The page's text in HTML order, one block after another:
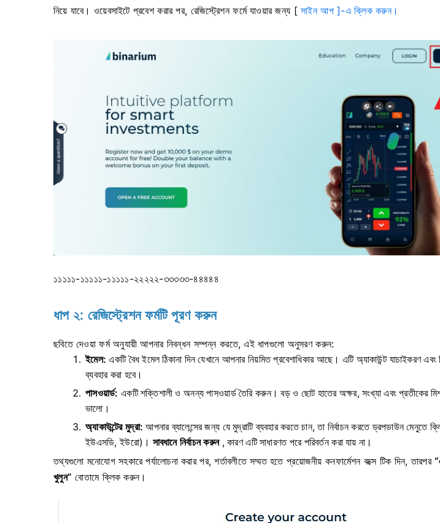
নিয়ে যাবে। ওয়েবসাইটে প্রবেশ করার পর, রেজিস্ট্রেশন ফর্মে যাওয়ার জন্য [সাইন আপ ]-এ ক্লিক করুন।
১১১১১-১১১১১-১১১১১-২২২২২-৩৩৩৩৩-৪৪৪৪৪
ধাপ ২: রেজিস্ট্রেশন ফর্মটি পূরণ করুন
ছবিতে দেওয়া ফর্ম অনুযায়ী আপনার নিবন্ধন সম্পন্ন করতে, এই ধাপগুলো অনুসরণ করুন:
ইমেল: একটি বৈধ ইমেল ঠিকানা দিন যেখানে আপনার নিয়মিত প্রবেশাধিকার আছে। এটি অ্যাকাউন্ট যাচাইকরণ
ব্যবহার করা হবে।
পাসওয়ার্ড: একটি শক্তিশালী ও অনন্য পাসওয়ার্ড তৈরি করুন। বড় ও ছোট হাতের অক্ষর, সংখ্যা এবং প্রতীকের
ভালো।
অ্যাকাউন্টের মুদ্রা: আপনার ব্যালেন্সের জন্য যে মুদ্রাটি ব্যবহার করতে চান, তা নির্বাচন করতে ড্রপডাউন মেনুতে
ইউএসডি, ইউরো)। সাবধানে নির্বাচন করুন, কারণ এটি সাধারণত পরে পরিবর্তন করা যায় না।
তথ্যগুলো মনোযোগ সহকারে পর্যালোচনা করার পর, শর্তাবলীতে সম্মত হতে প্রয়োজনীয় কনফার্মেশন বক্সে টিক দিন, তারপর
খুলুন” বোতামে ক্লিক করুন।